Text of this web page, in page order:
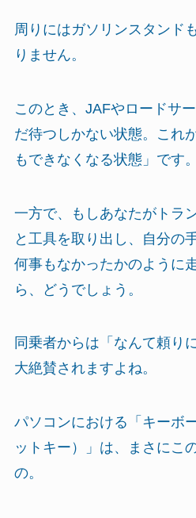
周りにはガソリンスタンド
りません。
このとき、JAFやロードサ
だ待つしかない状態。これ
もできなくなる状態」です。
一方で、もしあなたがトラ
と工具を取り出し、自分の
何事もなかったかのように
ら、どうでしょう。
同乗者からは「なんて頼り
大絶賛されますよね。
パソコンにおける「キーボ
ットキー）」は、まさにこ
の。